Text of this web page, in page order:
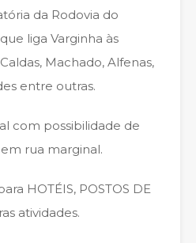
da Rodovia do
liga Varginha às
Machado, Alfenas,
entre outras.
com possibilidade de
rua marginal.
HOTÉIS, POSTOS DE
atividades.